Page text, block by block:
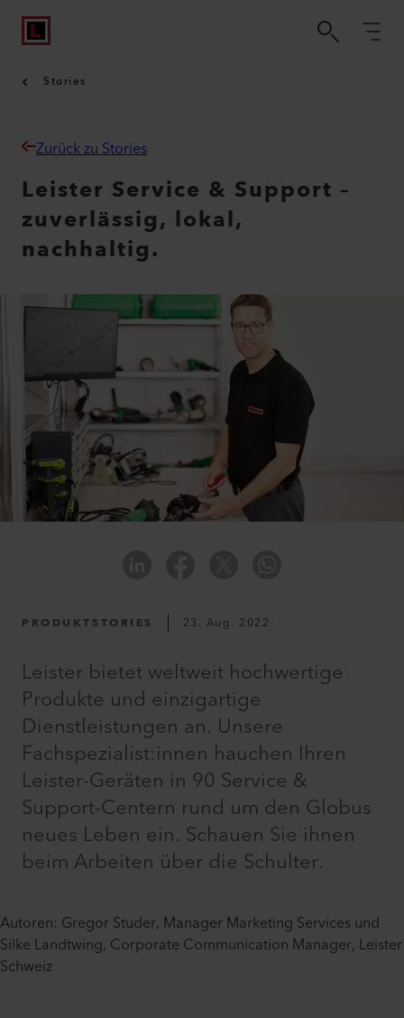
Stories
Zurück zu Stories
Leister Service & Support –
zuverlässig, lokal,
nachhaltig.
PRODUKTSTORIES 23. Aug. 2022
Leister bietet weltweit hochwertige
Produkte und einzigartige
Dienstleistungen an. Unsere
Fachspezialist:innen hauchen Ihren
Leister-Geräten in 90 Service &
Support-Centern rund um den Globus
neues Leben ein. Schauen Sie ihnen
beim Arbeiten über die Schulter.
Autoren: Gregor Studer, Manager Marketing Services und
Silke Landtwing, Corporate Communication Manager, Leister
Schweiz